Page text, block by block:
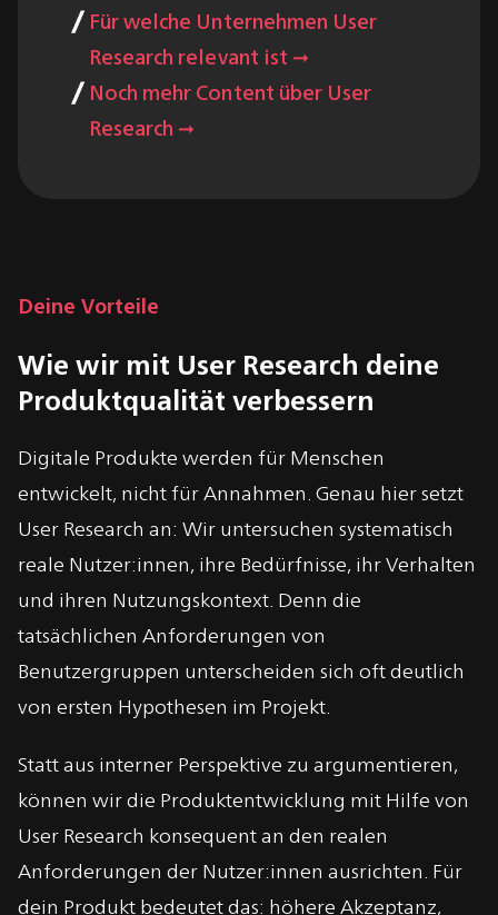
Für welche Unternehmen User
Research relevant ist ➞
Noch mehr Content über User
Research ➞
Deine Vorteile
Wie wir mit User Research deine
Produktqualität verbessern
Digitale Produkte werden für Menschen
entwickelt, nicht für Annahmen. Genau hier setzt
User Research an: Wir untersuchen systematisch
reale Nutzer:innen, ihre Bedürfnisse, ihr Verhalten
und ihren Nutzungskontext. Denn die
tatsächlichen Anforderungen von
Benutzergruppen unterscheiden sich oft deutlich
von ersten Hypothesen im Projekt.
Statt aus interner Perspektive zu argumentieren,
können wir die Produktentwicklung mit Hilfe von
User Research konsequent an den realen
Anforderungen der Nutzer:innen ausrichten. Für
dein Produkt bedeutet das: höhere Akzeptanz,